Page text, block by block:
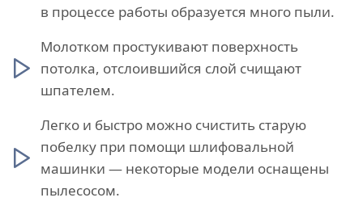
в процессе работы образуется много пыли.
Молотком простукивают поверхность
потолка, отслоившийся слой счищают
шпателем.
Легко и быстро можно счистить старую
побелку при помощи шлифовальной
машинки — некоторые модели оснащены
пылесосом.